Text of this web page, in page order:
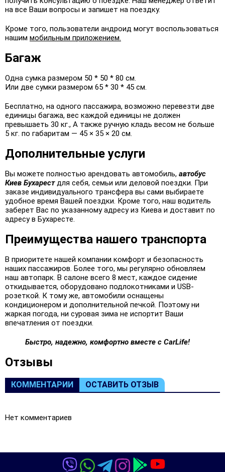
на все Ваши вопросы и запишет на поездку.
Кроме того, пользователи андроид могут воспользоваться
нашим мобильным приложением.
Багаж
Одна сумка размером 50 * 50 * 80 см.
Или две сумки размером 65 * 30 * 45 см.
Бесплатно, на одного пассажира, возможно перевезти две
единицы багажа, вес каждой единицы не должен
превышаеть 30 кг., А также ручную кладь весом не больше
5 кг. по габаритам — 45 × 35 × 20 см.
Дополнительные услуги
Вы можете полностью арендовать автомобиль, автобус
Киев Бухарест для себя, семьи или деловой поездки. При
заказе индивидуального трансфера вы сами выбираете
удобное время Вашей поездки. Кроме того, наш водитель
заберет Вас по указанному адресу из Киева и доставит по
адресу в Бухаресте.
Преимущества нашего транспорта
В приоритете нашей компании комфорт и безопасность
наших пассажиров. Более того, мы регулярно обновляем
наш автопарк. В салоне всего 8 мест, каждое сидение
откидывается, оборудовано подлокотниками и USB-
розеткой. К тому же, автомобили оснащены
кондиционером и дополнительной печкой. Поэтому ни
жаркая погода, ни суровая зима не испортит Ваши
впечатления от поездки.
Быстро, надежно, комфортно вместе с CarLife!
Oтзывы
КОММЕНТАРИИ ОСТАВИТЬ ОТЗЫВ
Нет комментариев